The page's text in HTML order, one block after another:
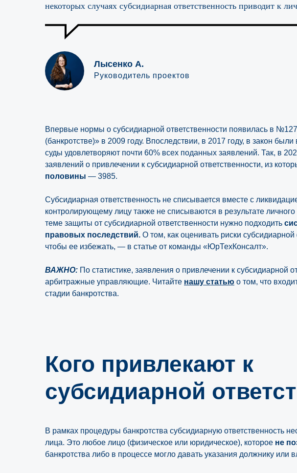
некоторых случаях субсидиарная ответственность приводит к
Лысенко А.
Руководитель проектов
Впервые нормы о субсидиарной ответственности появилась в
(банкротстве)» в 2009 году. Впоследствии, в 2017 году, в закон
суды удовлетворяют почти 60% всех поданных заявлений. Так, в
заявлений о привлечении к субсидиарной ответственности, из
половины — 3985.
Субсидиарная ответственность не списывается вместе с
контролирующему лицу также не списываются в результате
теме защиты от субсидиарной ответственности нужно подходить
правовых последствий. О том, как оценивать риски субсидиарной
чтобы ее избежать, — в статье от команды «ЮрТехКонсалт».
ВАЖНО: По статистике, заявления о привлечении к субсидиарной
арбитражные управляющие. Читайте нашу статью о том, что
стадии банкротства.
Кого привлекают к
субсидиарной
В рамках процедуры банкротства субсидиарную ответственность
лица. Это любое лицо (физическое или юридическое), которое не
банкротства либо в процессе могло давать указания должнику или